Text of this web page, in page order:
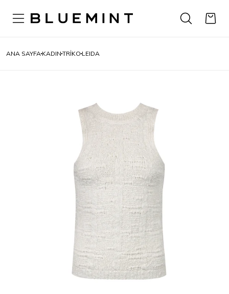
ANA SAYFA KADIN TRIKO LEIDA